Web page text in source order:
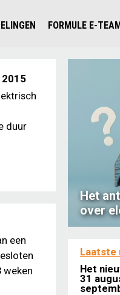
FORMULE E-
2015
duur
een
weken
Het
over
Laatste
Het
31